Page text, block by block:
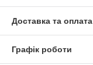
Доставка та оплата
Графік роботи